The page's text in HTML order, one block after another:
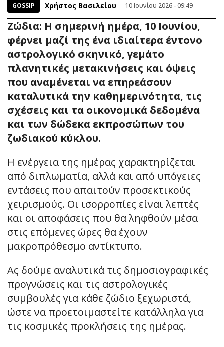
GOSSIP Χρήστος Βασιλείου 10 Ιουνίου 2026 - 09:49
Ζώδια: Η σημερινή ημέρα, 10 Ιουνίου,
φέρνει μαζί της ένα ιδιαίτερα έντονο
αστρολογικό σκηνικό, γεμάτο
πλανητικές μετακινήσεις και όψεις
που αναμένεται να επηρεάσουν
καταλυτικά την καθημερινότητα, τις
σχέσεις και τα οικονομικά δεδομένα
και των δώδεκα εκπροσώπων του
ζωδιακού κύκλου.
Η ενέργεια της ημέρας χαρακτηρίζεται
από διπλωματία, αλλά και από υπόγειες
εντάσεις που απαιτούν προσεκτικούς
χειρισμούς. Οι ισορροπίες είναι λεπτές
και οι αποφάσεις που θα ληφθούν μέσα
στις επόμενες ώρες θα έχουν
μακροπρόθεσμο αντίκτυπο.
Ας δούμε αναλυτικά τις δημοσιογραφικές
προγνώσεις και τις αστρολογικές
συμβουλές για κάθε ζώδιο ξεχωριστά,
ώστε να προετοιμαστείτε κατάλληλα για
τις κοσμικές προκλήσεις της ημέρας.